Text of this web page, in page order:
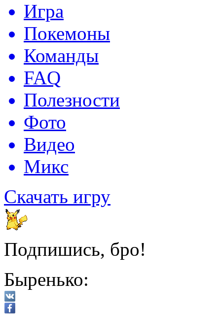
Игра
Покемоны
Команды
FAQ
Полезности
Фото
Видео
Микс
Скачать игру
Подпишись, бро!
Быренько: